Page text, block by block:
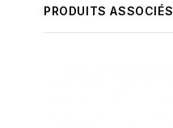
PRODUITS ASSOCIÉS